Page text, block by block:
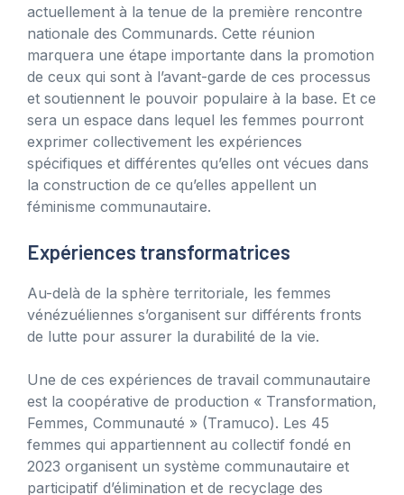
actuellement à la tenue de la première rencontre
nationale des Communards. Cette réunion
marquera une étape importante dans la promotion
de ceux qui sont à l’avant-garde de ces processus
et soutiennent le pouvoir populaire à la base. Et ce
sera un espace dans lequel les femmes pourront
exprimer collectivement les expériences
spécifiques et différentes qu’elles ont vécues dans
la construction de ce qu’elles appellent un
féminisme communautaire.
Expériences transformatrices
Au-delà de la sphère territoriale, les femmes
vénézuéliennes s’organisent sur différents fronts
de lutte pour assurer la durabilité de la vie.
Une de ces expériences de travail communautaire
est la coopérative de production « Transformation,
Femmes, Communauté » (Tramuco). Les 45
femmes qui appartiennent au collectif fondé en
2023 organisent un système communautaire et
participatif d’élimination et de recyclage des